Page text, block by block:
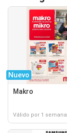
Nuevo
Makro
Válido por 1 semana